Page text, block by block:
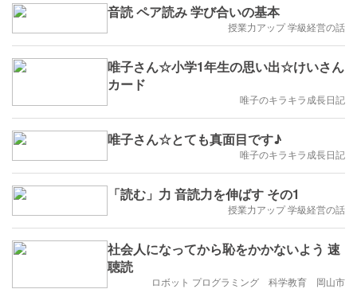
音読 ペア読み 学び合いの基本
授業力アップ 学級経営の話
唯子さん☆小学1年生の思い出☆けいさん
カード
唯子のキラキラ成長日記
唯子さん☆とても真面目です♪
唯子のキラキラ成長日記
「読む」力 音読力を伸ばす その1
授業力アップ 学級経営の話
社会人になってから恥をかかないよう 速
聴読
ロボット プログラミング 科学教育 岡山市